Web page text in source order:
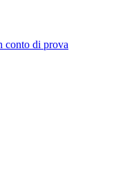
conto di prova